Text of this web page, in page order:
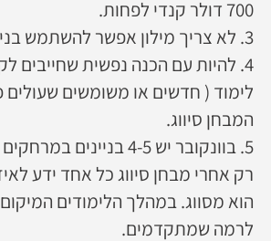
700 דולר קנדי לפחות.
3. לא צריך מילון אפשר להשתמש בנייד.
4. להיות עם הכנה נפשית שחייבים
לימוד ( חדשים או משומשים שעולים
המבחן סיווג.
רק אחרי מבחן סיווג כל אחד ידע
הוא מסווג. במהלך הלימודים
לרמה שמתקדמים.